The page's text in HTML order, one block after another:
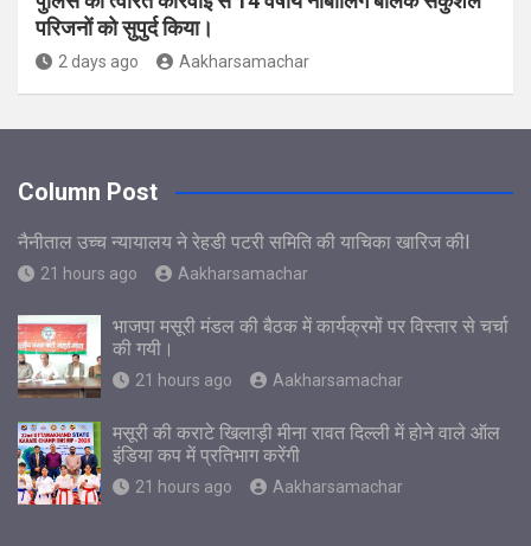
परिजनों को सुपुर्द किया।
2 days ago Aakharsamachar
Column Post
नैनीताल उच्च न्यायालय ने रेहडी पटरी समिति की याचिका खारिज कीl
21 hours ago Aakharsamachar
भाजपा मसूरी मंडल की बैठक में कार्यक्रमों पर विस्तार से चर्चा
की गयी।
21 hours ago Aakharsamachar
मसूरी की कराटे खिलाड़ी मीना रावत दिल्ली में होने वाले ऑल
इंडिया कप में प्रतिभाग करेंगी
21 hours ago Aakharsamachar